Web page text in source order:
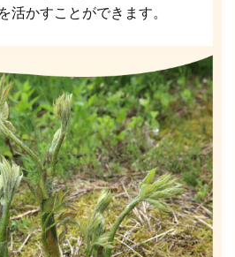
活かすことができます。